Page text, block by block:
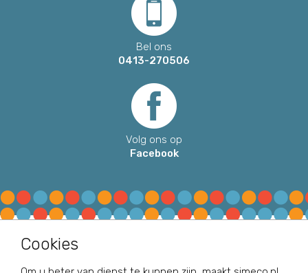
Cookies
Bel ons
0413-270506
Volg ons op
Facebook
Sitemap